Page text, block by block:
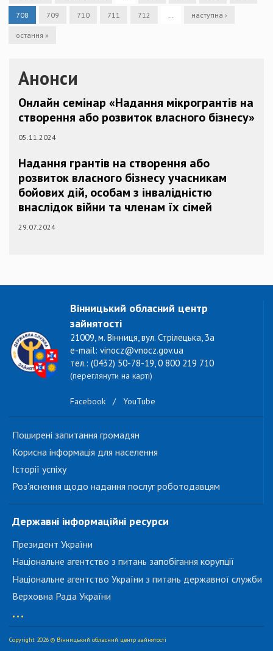
708 709 710 711 712 наступна ›
остання »
Анонси
Онлайн семінар «Надання мікрогрантів на
створення або розвиток власного бізнесу»
05.11.2024
Надання грантів на створення або
розвиток власного бізнесу учасникам
бойових дій, особам з інвалідністю
внаслідок війни та членам їх сімей
29.07.2024
Вінницький обласний центр
зайнятості
21009, м. Вінниця, вул. Стрілецька, 3а
e-mail: vinocz@vnocz.gov.ua
тел.: (0432) 50-78-19, 0 800 219 710
(переглянути на карті)
Facebook / YouTube
Поширені запитання громадян
Корисна інформація для населення
Історії успіху
Роз'яснення щодо надання послуг роботодавцям
Державні інформаційні ресурси
Президент України
Національне агентство з питань запобігання корупції
Національне агентство України з питань державної служби
Верховна Рада України
...
Copyright 2026 © Вінницький обласний центр зайнятості